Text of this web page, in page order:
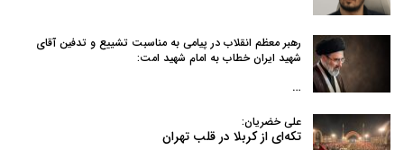
رهبر معظم انقلاب در پیامی به‌ مناسبت تشییع و تدفین آقای
شهید ایران خطاب به امام شهید امت:
…
علی خضریان:
تکه‌ای از کربلا در قلب تهران